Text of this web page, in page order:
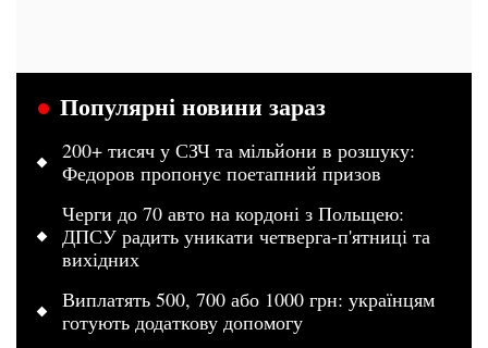
Популярні новини зараз
200+ тисяч у СЗЧ та мільйони в розшуку:
Федоров пропонує поетапний призов
Черги до 70 авто на кордоні з Польщею:
ДПСУ радить уникати четверга-п'ятниці та
вихідних
Виплатять 500, 700 або 1000 грн: українцям
готують додаткову допомогу